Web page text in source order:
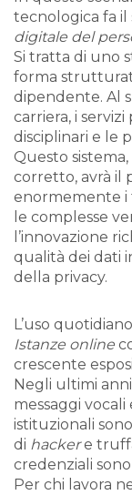
tecnologica fa
digitale del
Si tratta di uno
forma
dipendente. Al
carriera, i
disciplinari e le
Questo
corretto, avrà il
enormemente i
le complesse
l’innovazione
qualità dei dati
della privacy.
L’uso
Istanze online
crescente
Negli ultimi
messaggi
istituzionali
di hackere
credenziali
Per chi lavora